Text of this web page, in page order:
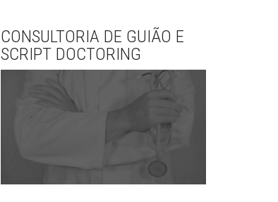
CONSULTORIA DE GUIÃO E
SCRIPT DOCTORING